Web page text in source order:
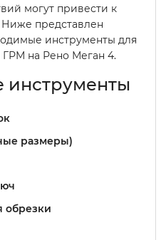
могут привести к
представлен
инструменты для
на Рено Меган 4.
размеры)
обрезки